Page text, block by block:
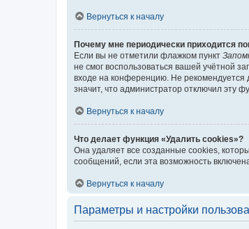
Вернуться к началу
Почему мне периодически приходится
Если вы не отметили флажком пункт
не смог воспользоваться вашей учётной
входе на конференцию. Не рекомендуется
значит, что администратор отключил эту
Вернуться к началу
Что делает функция «Удалить cookies»?
Она удаляет все созданные cookies,
сообщений, если эта возможность
Вернуться к началу
Параметры и настройки